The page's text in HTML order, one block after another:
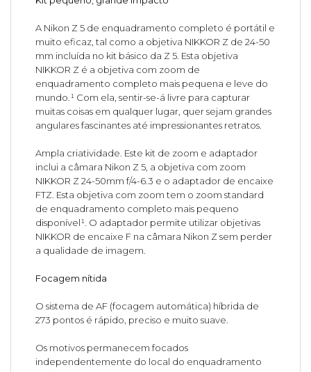
A Nikon Z 5 de enquadramento completo é portátil e
muito eficaz, tal como a objetiva NIKKOR Z de 24-50
mm incluída no kit básico da Z 5. Esta objetiva
NIKKOR Z é a objetiva com zoom de
enquadramento completo mais pequena e leve do
mundo.¹ Com ela, sentir-se-á livre para capturar
muitas coisas em qualquer lugar, quer sejam grandes
angulares fascinantes até impressionantes retratos.
Ampla criatividade. Este kit de zoom e adaptador
inclui a câmara Nikon Z 5, a objetiva com zoom
NIKKOR Z 24-50mm f/4-6.3 e o adaptador de encaixe
FTZ. Esta objetiva com zoom tem o zoom standard
de enquadramento completo mais pequeno
disponível¹. O adaptador permite utilizar objetivas
NIKKOR de encaixe F na câmara Nikon Z sem perder
a qualidade de imagem.
Focagem nítida
O sistema de AF (focagem automática) híbrida de
273 pontos é rápido, preciso e muito suave.
Os motivos permanecem focados
independentemente do local do enquadramento